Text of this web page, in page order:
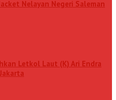
Nelayan Negeri Saleman
Letkol Laut (K) Ari Endra